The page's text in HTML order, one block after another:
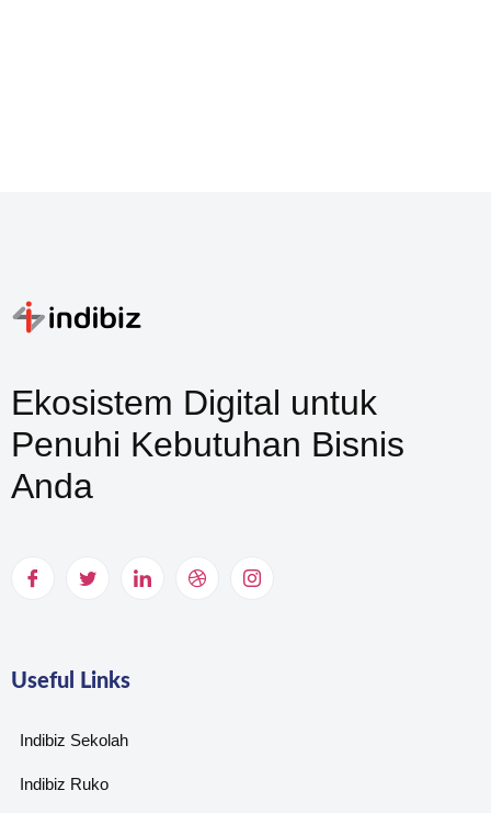
Ekosistem Digital untuk
Penuhi Kebutuhan Bisnis
Anda
Useful Links
Indibiz Sekolah
Indibiz Ruko